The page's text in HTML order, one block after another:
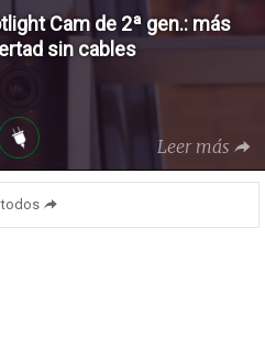
Cam de 2ª gen.: más
sin cables
Leer más
todos